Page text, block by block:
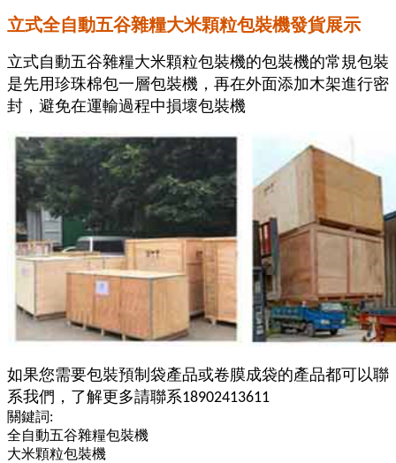
立式全自動五谷雜糧大米顆粒包裝機發貨展示
立式自動五谷雜糧大米顆粒包裝機的包裝機的常規包裝
是先用珍珠棉包一層包裝機，再在外面添加木架進行密
封，避免在運輸過程中損壞包裝機
如果您需要包裝預制袋產品或卷膜成袋的產品都可以聯
系我們，了解更多請聯系18902413611
關鍵詞:
全自動五谷雜糧包裝機
大米顆粒包裝機